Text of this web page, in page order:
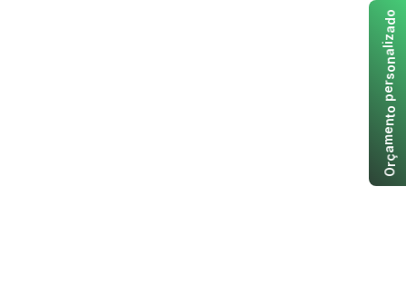
O
r
ç
a
m
e
n
t
o
p
e
r
s
o
n
a
l
i
z
a
d
o